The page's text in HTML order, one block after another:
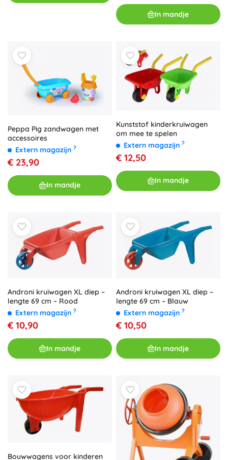
In mandje
Peppa Pig zandwagen met
accessoires
Extern magazijn ?
€ 23,90
In mandje
Kunststof kinderkruiwagen
om mee te spelen
Extern magazijn ?
€ 12,50
In mandje
Androni kruiwagen XL diep –
lengte 69 cm – Rood
Extern magazijn ?
€ 10,90
In mandje
Androni kruiwagen XL diep –
lengte 69 cm – Blauw
Extern magazijn ?
€ 10,50
In mandje
Bouwwagens voor kinderen